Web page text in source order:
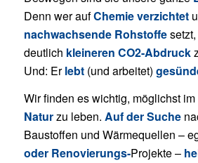
Denn wer aufChemie verzichtet
nachwachsende Rohstoffesetzt,
deutlich kleineren CO2-Abdruck
Und: Erlebt(und arbeitet)
Wir finden es wichtig, möglichst im
Naturzu leben. Auf der Suche
Baustoffen und Wärmequellen –
oder Renovierungs-Projekte –